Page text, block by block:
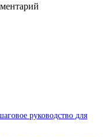
руководство для